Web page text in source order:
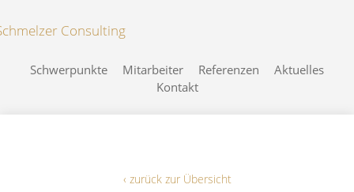
Schwerpunkte Mitarbeiter Referenzen
Aktuelles
Kontakt
‹ zurück zur Übersicht